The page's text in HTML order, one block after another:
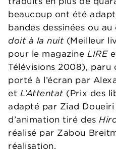
beaucoup ont été
bandes dessinées ou au
doit à la nuit (Meilleur
pour le magazineLIRE
Télévisions 2008), paru
porté à l’écran par
et L’Attentat (Prix des
adapté par Ziad Doueiri
d’animation tiré des
réalisé par Zabou
réalisation.